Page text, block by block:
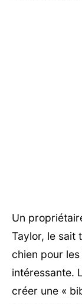
Un
Taylor, le sait
chien pour
intéressante.
créer une «